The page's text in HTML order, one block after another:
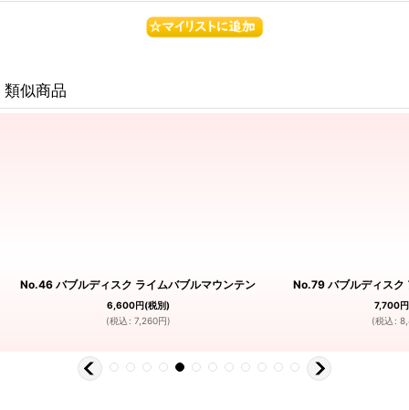
類似商品
No.46 バブルディスク ライムバブルマウンテン
6,600円(税別)
(税込 : 7,260円)
No.79 バブルディスク
7,700円
(税込 :